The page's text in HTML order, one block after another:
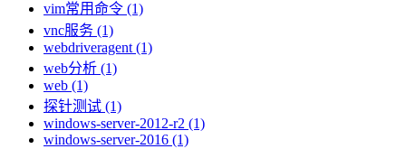
vim常用命令 (1)
vnc服务 (1)
webdriveragent (1)
web分析 (1)
web (1)
探针测试 (1)
windows-server-2012-r2 (1)
windows-server-2016 (1)